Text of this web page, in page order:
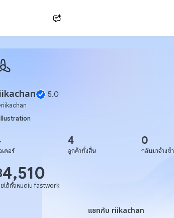
5.0
riikachan
เดอร์
4
ลูกค้าทั้งสิ้น
0
กลับมาจ้างซ้ำ
4,510
ยได้ทั้งหมดใน fastwork
ทกับ riikachan
แชทกับ riikachan